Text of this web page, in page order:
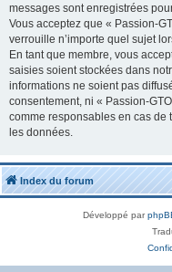
messages sont enregistrées
Vous acceptez que « Passion-
verrouille n’importe quel sujet
En tant que membre, vous
saisies soient stockées dans
informations ne soient pas
consentement, ni « Passion-
comme responsables en cas de
les données.
Index du forum
Développé par